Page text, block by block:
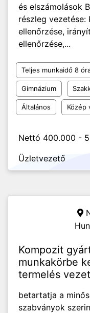
és elszámolások
részleg vezetése:
ellenőrzése,
ellenőrzése,...
Teljes munkaidő 8
Gimnázium
Általános Közép
Nettó 400.000 -
Üzletvezető
Kompozit
munkakörbe
termelés
betartatja a
szabványok